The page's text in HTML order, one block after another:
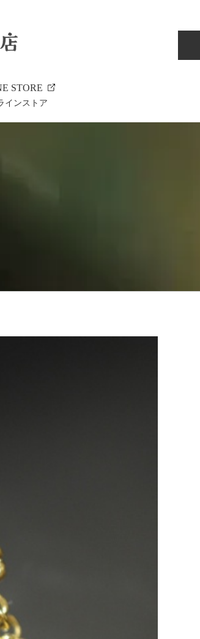
STORE
インストア